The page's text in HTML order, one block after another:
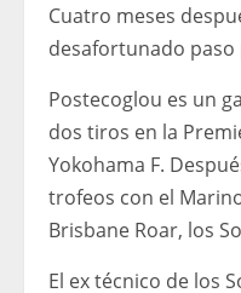
Cuatro meses
desafortunado paso
Postecoglou es un
dos tiros en la
Yokohama F.
trofeos con el
Brisbane Roar, los
El ex técnico de los